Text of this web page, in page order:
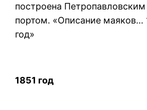
построена
портом. «Описание маяков…
год»
1851 год